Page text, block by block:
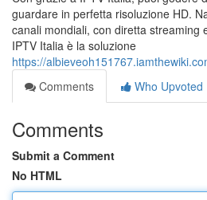
guardare in perfetta risoluzione HD.
canali mondiali, con diretta streaming
IPTV Italia è la soluzione
https://
Comments
Who Upvoted
Comments
Submit a Comment
No HTML